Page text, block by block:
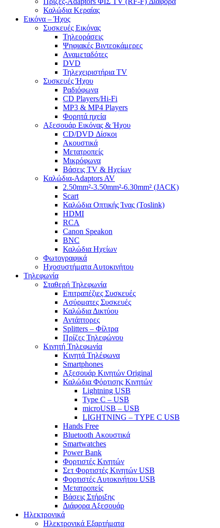
Καλώδια Κεραίας
Εικόνα – Ήχος
Συσκευές Εικόνας
Τηλεοράσεις
Ψηφιακές Βιντεοκάμερες
Αναμεταδότες
DVD
Τηλεχειριστήρια TV
Συσκευές Ήχου
Ραδιόφωνα
CD Players/Hi-Fi
MP3 & MP4 Players
Φορητά ηχεία
Αξεσουάρ Εικόνας & Ήχου
CD/DVD Δίσκοι
Ακουστικά
Μετατροπείς
Μικρόφωνα
Βάσεις TV & Ηχείων
Καλώδια-Adaptors AV
2.50mm²-3.50mm²-6.30mm² (JACK)
Scart
Καλώδια Οπτικής Ίνας (Toslink)
HDMI
RCA
Canon Speakon
BNC
Καλώδια Ηχείων
Φωτογραφικά
Ηχοσυστήματα Αυτοκινήτου
Τηλεφωνία
Σταθερή Τηλεφωνία
Επιτραπέζιες Συσκευές
Ασύρματες Συσκευές
Καλώδια Δικτύου
Αντάπτορες
Splitters – Φίλτρα
Πρίζες Τηλεφώνου
Κινητή Τηλεφωνία
Κινητά Τηλέφωνα
Smartphones
Αξεσουάρ Κινητών Original
Καλώδια Φόρτισης Κινητών
Lightning USB
Type C – USB
microUSB – USB
LIGHTNING – TYPE C USB
Hands Free
Bluetooth Ακουστικά
Smartwatches
Power Bank
Φορτιστές Κινητών
Σετ Φορτιστές Κινητών USB
Φορτιστές Αυτοκινήτου USB
Μετατροπείς
Βάσεις Στήριξης
Διάφορα Αξεσουάρ
Ηλεκτρονικά
Ηλεκτρονικά Εξαρτήματα